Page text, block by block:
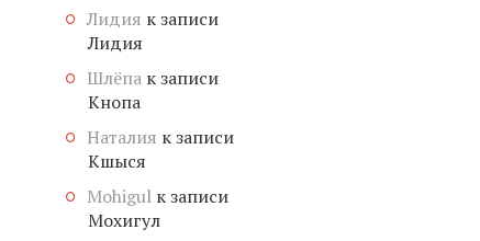
Лидия к записи
Лидия
Шлёпа к записи
Кнопа
Наталия к записи
Кшыся
Mohigul к записи
Мохигул